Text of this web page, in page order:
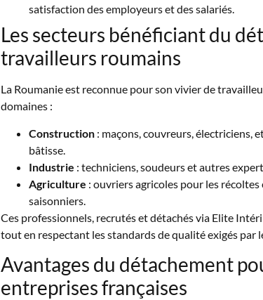
satisfaction des employeurs et des salariés.
Les secteurs bénéficiant du
travailleurs roumains
La Roumanie est reconnue pour son vivier de
domaines :
Construction: maçons, couvreurs, électriciens,
bâtisse.
Industrie : techniciens, soudeurs et autres
Agriculture : ouvriers agricoles pour les
saisonniers.
Ces professionnels, recrutés et détachés via Elite
tout en respectant les standards de qualité exigés par
Avantages du détachement
entreprises françaises